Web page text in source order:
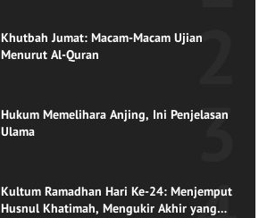
Khutbah Jumat: Macam-Macam Ujian
Menurut Al-Quran
Hukum Memelihara Anjing, Ini Penjelasan
Ulama
Kultum Ramadhan Hari Ke-24: Menjemput
Husnul Khatimah, Mengukir Akhir yang